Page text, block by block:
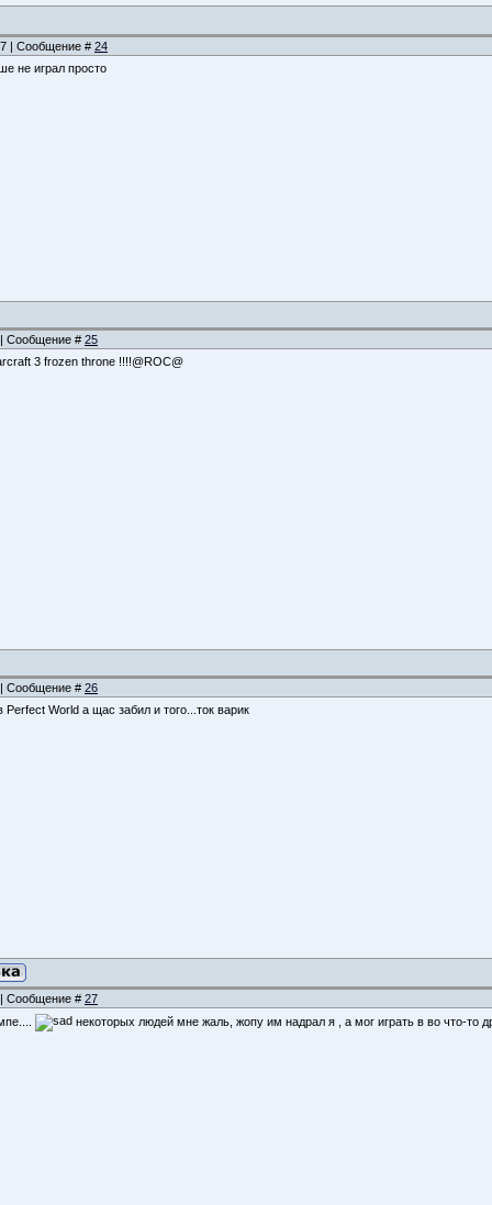
| Сообщение # 24
не играл просто
Сообщение # 25
3 frozen throne !!!!@ROC@
Сообщение # 26
World а щас забил и того...ток варик
Сообщение # 27
некоторых людей мне жаль, жопу им надрал я , а мог играть в во что-то